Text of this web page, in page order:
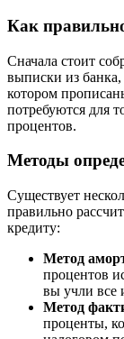
Как
Сначала стоит
выписки из
котором
потребуются для
процентов.
Методы
Существует
правильно
кредиту:
Метод
процентов
вы учли все
Метод
проценты,